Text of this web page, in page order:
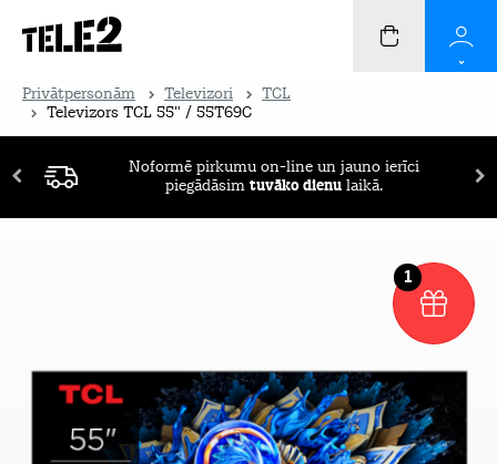
Privātpersonām Televizori
TCL
Televizors TCL 55" / 55T69C
Noformē pirkumu on-line un jauno ierīci
piegādāsim tuvāko dienu laikā.
1